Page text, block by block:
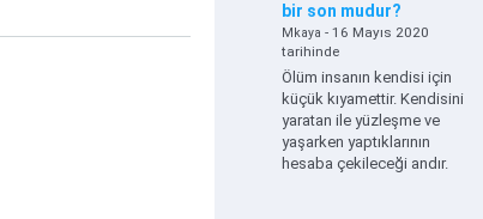
bir son mudur?
Mkaya - 16 Mayıs 2020
tarihinde
Ölüm insanın kendisi için
küçük kıyamettir. Kendisini
yaratan ile yüzleşme ve
yaşarken yaptıklarının
hesaba çekileceği andır.